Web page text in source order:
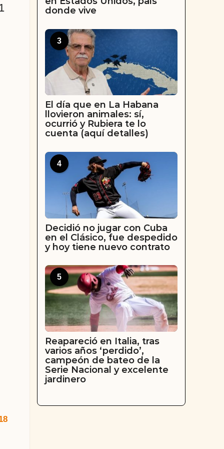
donde vive
3
El día que en La Habana
llovieron animales: sí,
ocurrió y Rubiera te lo
cuenta (aquí detalles)
4
Decidió no jugar con Cuba
en el Clásico, fue despedido
y hoy tiene nuevo contrato
5
Reapareció en Italia, tras
varios años ‘perdido’,
campeón de bateo de la
Serie Nacional y excelente
jardinero